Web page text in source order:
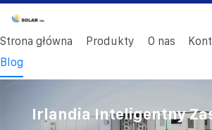
Strona główna Produkty O nas
Blog
Irlandia Inteligentny